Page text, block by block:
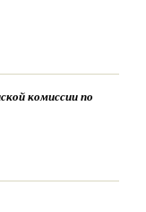
комиссии по